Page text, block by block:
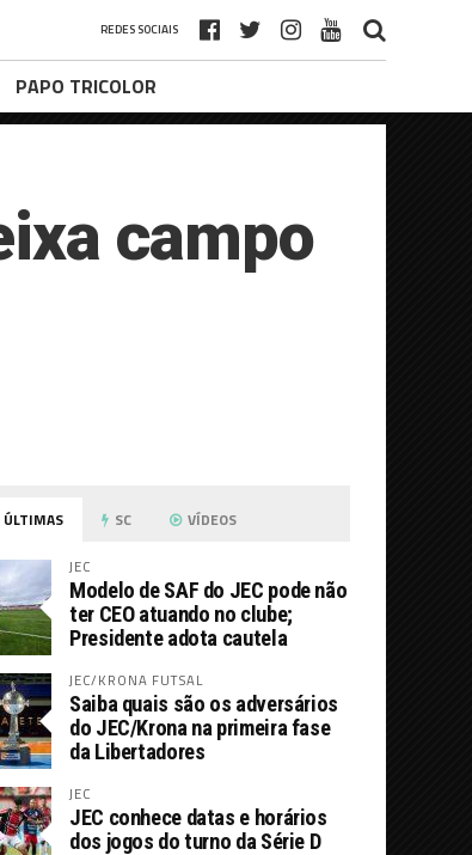
REDES SOCIAIS
PAPO TRICOLOR
campo
ÚLTIMAS SC VÍDEOS
JEC
Modelo de SAF do JEC pode não
ter CEO atuando no clube;
Presidente adota cautela
JEC/KRONA FUTSAL
Saiba quais são os adversários
do JEC/Krona na primeira fase
da Libertadores
JEC
JEC conhece datas e horários
dos jogos do turno da Série D